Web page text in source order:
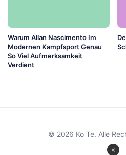
Warum Allan Nascimento Im
Modernen Kampfsport Genau
So Viel Aufmerksamkeit
Verdient
×
© 2026 Ko Te. Alle